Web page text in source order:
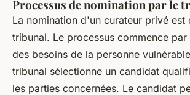
Processus de nomination par le
La nomination d'un curateur privé est
tribunal. Le processus commence par
des besoins de la personne
tribunal sélectionne un candidat
les parties concernées. Le candidat